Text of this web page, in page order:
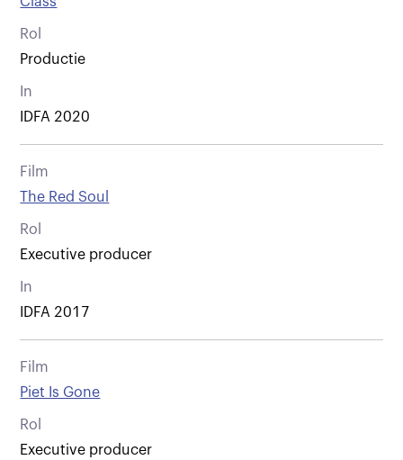
Rol
Productie
In
IDFA 2020
Film
The Red Soul
Rol
Executive producer
In
IDFA 2017
Film
Piet Is Gone
Rol
Executive producer